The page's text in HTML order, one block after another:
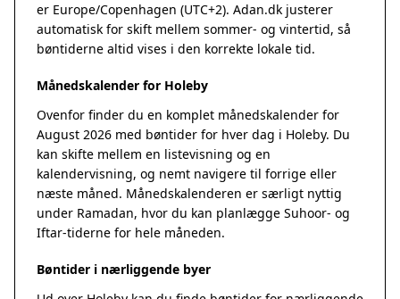
er Europe/Copenhagen (UTC+2). Adan.dk justerer
automatisk for skift mellem sommer- og vintertid, så
bøntiderne altid vises i den korrekte lokale tid.
Månedskalender for Holeby
Ovenfor finder du en komplet månedskalender for
August 2026 med bøntider for hver dag i Holeby. Du
kan skifte mellem en listevisning og en
kalendervisning, og nemt navigere til forrige eller
næste måned. Månedskalenderen er særligt nyttig
under Ramadan, hvor du kan planlægge Suhoor- og
Iftar-tiderne for hele måneden.
Bøntider i nærliggende byer